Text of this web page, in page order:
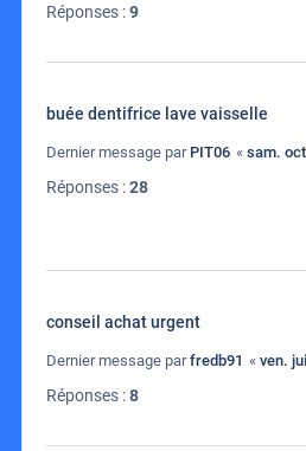
Réponses :9
buée dentifrice lave vaisselle
Dernier message par PIT06 « sam.
Réponses :28
conseil achat urgent
Dernier message parfredb91 « ven.
Réponses :8